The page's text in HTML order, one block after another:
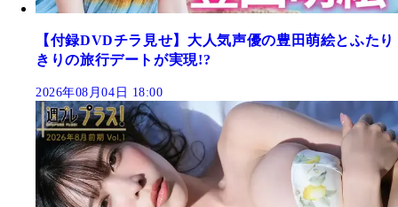
【付録DVDチラ見せ】大人気声優の豊田萌絵とふたり
きりの旅行デートが実現!?
2026年08月04日 18:00